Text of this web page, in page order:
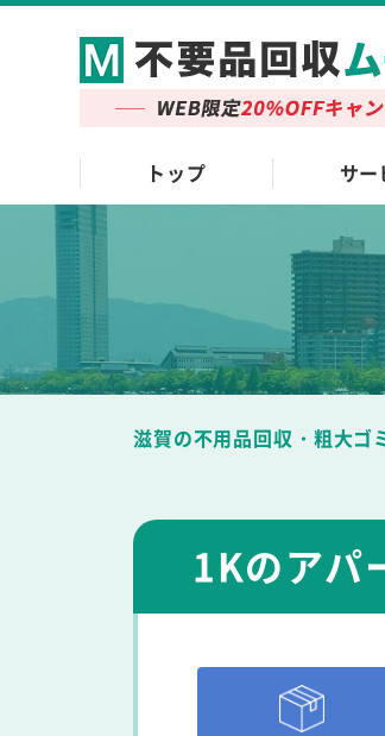
トップ サ
滋賀の不用品回収・粗大ゴ
1Kのアパ